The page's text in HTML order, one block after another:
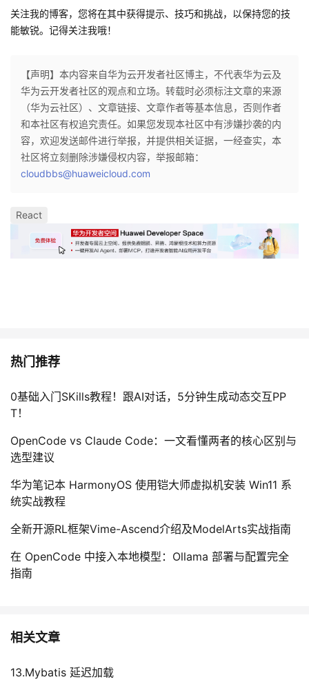
关注我的博客，您将在其中获得提示、技巧和挑战，以保持您的技
能敏锐。记得关注我哦！
【声明】本内容来自华为云开发者社区博主，不代表华为云及
华为云开发者社区的观点和立场。转载时必须标注文章的来源
（华为云社区）、文章链接、文章作者等基本信息，否则作者
和本社区有权追究责任。如果您发现本社区中有涉嫌抄袭的内
容，欢迎发送邮件进行举报，并提供相关证据，一经查实，本
社区将立刻删除涉嫌侵权内容，举报邮箱：
cloudbbs@huaweicloud.com
React
热门推荐
0基础入门SKills教程！跟AI对话，5分钟生成动态交互PP
T！
OpenCode vs Claude Code：一文看懂两者的核心区别与
选型建议
华为笔记本 HarmonyOS 使用铠大师虚拟机安装 Win11 系
统实战教程
全新开源RL框架Vime-Ascend介绍及ModelArts实战指南
在 OpenCode 中接入本地模型：Ollama 部署与配置完全
指南
相关文章
13.Mybatis 延迟加载